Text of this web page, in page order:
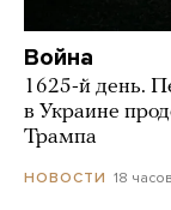
Война
1625-й день.
в Украине
Трампа
НОВОСТИ 18